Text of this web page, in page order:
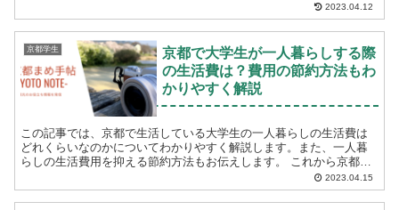
2023.04.12
京都学生
京都で大学生が一人暮らしする際
の生活費は？費用の節約方法もわ
かりやすく解説
この記事では、京都で生活している大学生の一人暮らしの生活費は
どれくらいなのかについてわかりやすく解説します。また、一人暮
らしの生活費用を抑える節約方法もお伝えします。 これから京都で
一人暮らしをする予定がある人や京都で一人暮らしを考え...2023.04.15